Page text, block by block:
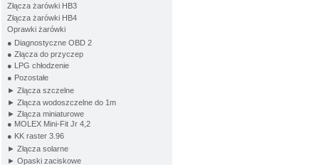
Złącza żarówki HB3
Złącza żarówki HB4
Oprawki żarówki
● Diagnostyczne OBD 2
● Złącza do przyczep
● LPG chłodzenie
● Pozostałe
► Złącza szczelne
► Złącza wodoszczelne do 1m
► Złącza miniaturowe
● MOLEX Mini-Fit Jr 4,2
● KK raster 3.96
► Złącza solarne
► Opaski zaciskowe